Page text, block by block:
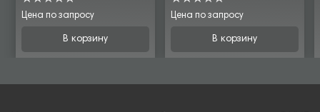
Цена по запросу
В корзину
Цена по запросу
В корзину